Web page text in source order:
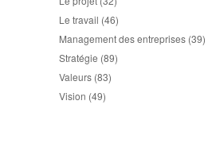
Le travail (46)
Management des entreprises (39)
Stratégie (89)
Valeurs (83)
Vision (49)